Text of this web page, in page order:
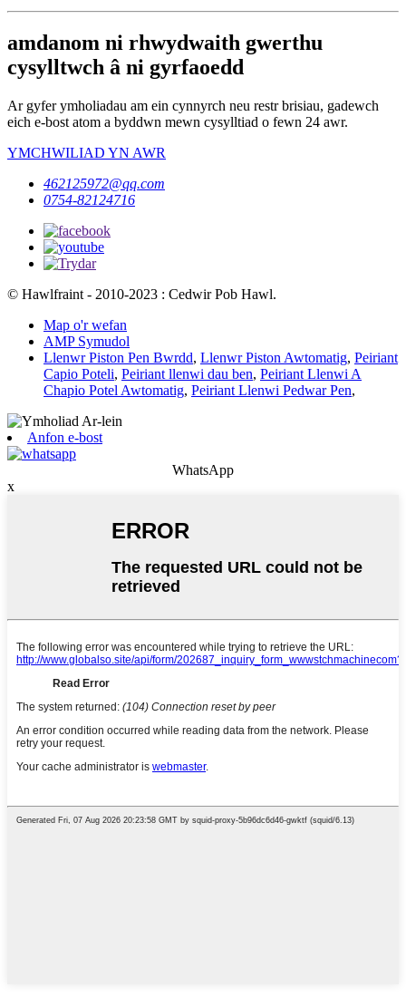
amdanom ni rhwydwaith gwerthu
cysylltwch â ni gyrfaoedd
Ar gyfer ymholiadau am ein cynnyrch neu restr brisiau, gadewch
eich e-bost atom a byddwn mewn cysylltiad o fewn 24 awr.
YMCHWILIAD YN AWR
462125972@qq.com
0754-82124716
© Hawlfraint - 2010-2023 : Cedwir Pob Hawl.
Map o'r wefan
AMP Symudol
Llenwr Piston Pen Bwrdd, Llenwr Piston Awtomatig, Peiriant
Capio Poteli, Peiriant llenwi dau ben, Peiriant Llenwi A
Chapio Potel Awtomatig, Peiriant Llenwi Pedwar Pen,
Anfon e-bost
WhatsApp
x